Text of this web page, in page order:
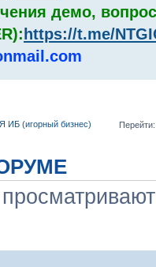
демо,
https://t.me/
(игорный бизнес) Перейти: